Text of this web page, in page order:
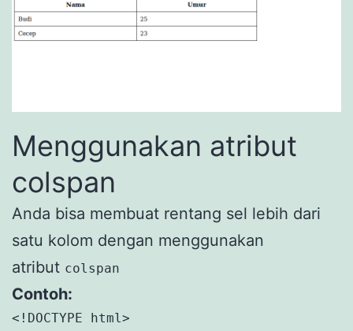
Menggunakan atribut
colspan
Anda bisa membuat rentang sel lebih dari
satu kolom dengan menggunakan
atribut colspan
Contoh:
<!DOCTYPE html>